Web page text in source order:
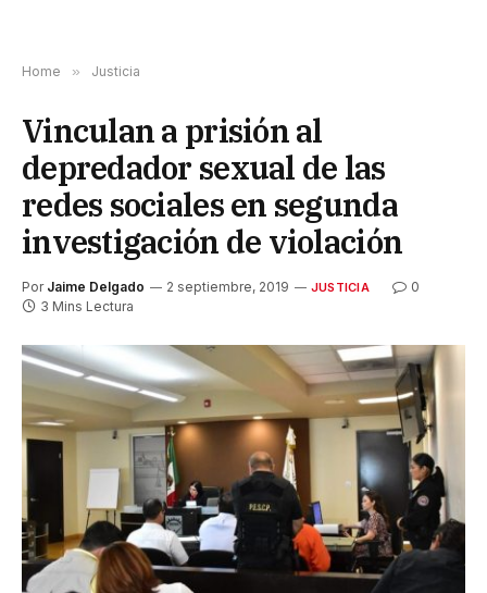
Home » Justicia
Vinculan a prisión al
depredador sexual de las
redes sociales en segunda
investigación de violación
Por Jaime Delgado 2 septiembre, 2019 JUSTICIA
0
3 Mins Lectura